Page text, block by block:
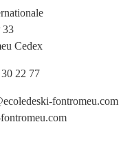
33
Cedex
22 77
fontromeu.com